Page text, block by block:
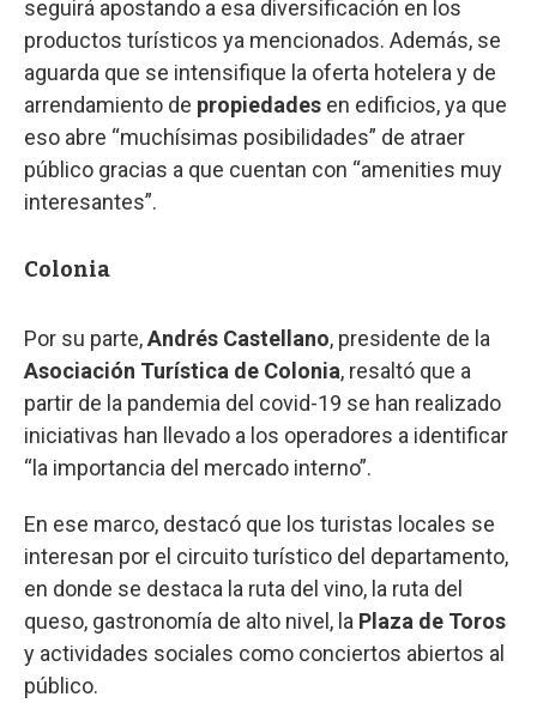
seguirá apostando a esa diversificación en los
productos turísticos ya mencionados. Además, se
aguarda que se intensifique la oferta hotelera y de
arrendamiento de propiedades en edificios, ya que
eso abre “muchísimas posibilidades” de atraer
público gracias a que cuentan con “amenities muy
interesantes”.
Colonia
Por su parte,Andrés Castellano, presidente de la
Asociación Turística de Colonia, resaltó que a
partir de la pandemia del covid-19 se han realizado
iniciativas han llevado a los operadores a identificar
“la importancia del mercado interno”.
En ese marco, destacó que los turistas locales se
interesan por el circuito turístico del departamento,
en donde se destaca la ruta del vino, la ruta del
queso, gastronomía de alto nivel, la Plaza de Toros
y actividades sociales como conciertos abiertos al
público.